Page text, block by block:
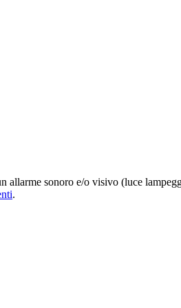
sonoro e/o visivo (luce
.